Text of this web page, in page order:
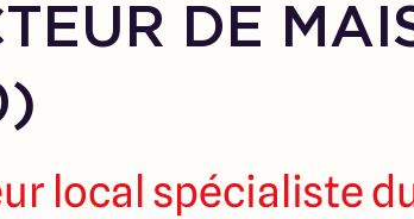
DE
local spécialiste